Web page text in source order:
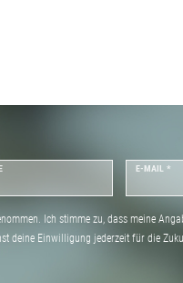
E-MAIL *
Ich stimme zu, dass meine
deine Einwilligung jederzeit für die